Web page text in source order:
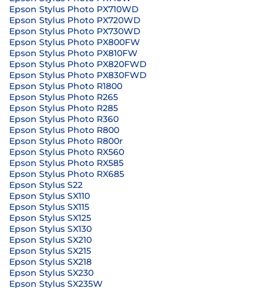
Epson Stylus Photo PX710WD
Epson Stylus Photo PX720WD
Epson Stylus Photo PX730WD
Epson Stylus Photo PX800FW
Epson Stylus Photo PX810FW
Epson Stylus Photo PX820FWD
Epson Stylus Photo PX830FWD
Epson Stylus Photo R1800
Epson Stylus Photo R265
Epson Stylus Photo R285
Epson Stylus Photo R360
Epson Stylus Photo R800
Epson Stylus Photo R800r
Epson Stylus Photo RX560
Epson Stylus Photo RX585
Epson Stylus Photo RX685
Epson Stylus S22
Epson Stylus SX110
Epson Stylus SX115
Epson Stylus SX125
Epson Stylus SX130
Epson Stylus SX210
Epson Stylus SX215
Epson Stylus SX218
Epson Stylus SX230
Epson Stylus SX235W